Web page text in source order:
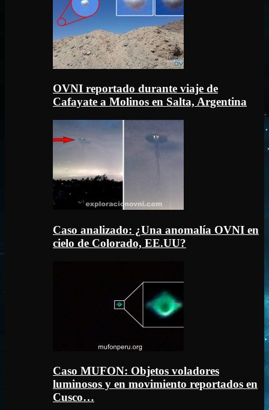
OVNI reportado durante viaje de
Cafayate a Molinos en Salta, Argentina
Caso analizado: ¿Una anomalía OVNI en
cielo de Colorado, EE.UU?
Caso MUFON: Objetos voladores
luminosos y en movimiento reportados en
Cusco…